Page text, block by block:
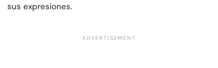
sus expresiones.